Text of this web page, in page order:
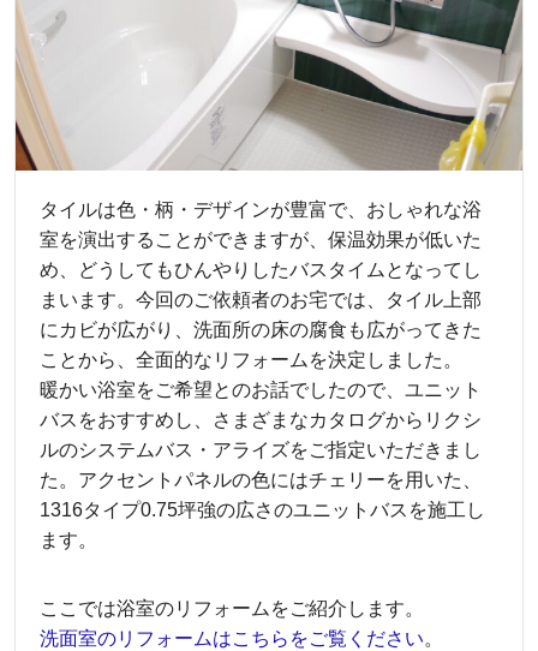
タイルは色・柄・デザインが豊富で、おしゃれな浴
室を演出することができますが、保温効果が低いた
め、どうしてもひんやりしたバスタイムとなってし
まいます。今回のご依頼者のお宅では、タイル上部
にカビが広がり、洗面所の床の腐食も広がってきた
ことから、全面的なリフォームを決定しました。
暖かい浴室をご希望とのお話でしたので、ユニット
バスをおすすめし、さまざまなカタログからリクシ
ルのシステムバス・アライズをご指定いただきまし
た。アクセントパネルの色にはチェリーを用いた、
1316タイプ0.75坪強の広さのユニットバスを施工し
ます。
ここでは浴室のリフォームをご紹介します。
洗面室のリフォームはこちらをご覧ください。